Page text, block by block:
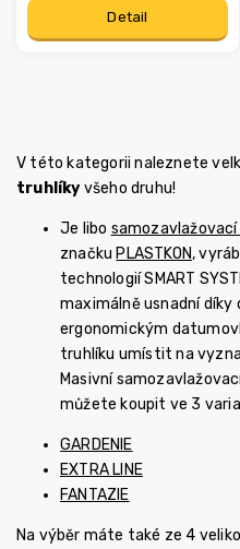
Detail
V této kategorii naleznete
truhlíky všeho druhu!
Je libo
značku PLASTKON,
technologií SMART
maximálně usnadní díky
ergonomickým
truhlíku umístit na
Masivní
můžete koupit ve 3
GARDENIE
EXTRA LINE
FANTAZIE
Na výběr máte také ze 4